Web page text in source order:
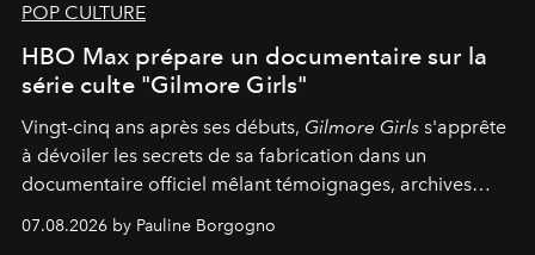
POP CULTURE
HBO Max prépare un documentaire sur la
série culte "Gilmore Girls"
Vingt-cinq ans après ses débuts, Gilmore Girls s'apprête
à dévoiler les secrets de sa fabrication dans un
documentaire officiel mêlant témoignages, archives
inédites et plongée dans les coulisses d'un phénomène
générationnel.
07.08.2026 by Pauline Borgogno